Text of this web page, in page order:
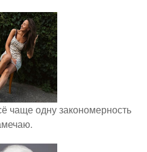
чаще одну закономерность